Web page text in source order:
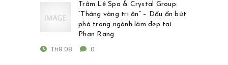
Trâm Lê Spa & Crystal Group:
“Tháng vàng tri ân” – Dấu ấn bứt
phá trong ngành làm đẹp tại
Phan Rang
Th9 08 0